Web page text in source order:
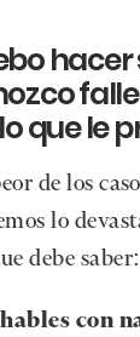
que le
de los
lo
debe saber:
con